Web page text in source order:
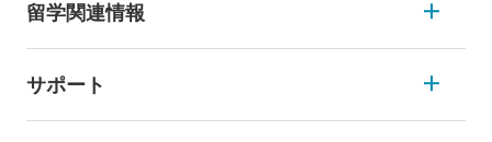
留学関連情報
サポート